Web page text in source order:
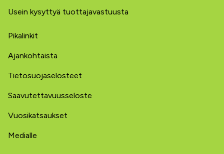
Usein kysyttyä tuottajavastuusta
Pikalinkit
Ajankohtaista
Tietosuojaselosteet
Saavutettavuusseloste
Vuosikatsaukset
Medialle